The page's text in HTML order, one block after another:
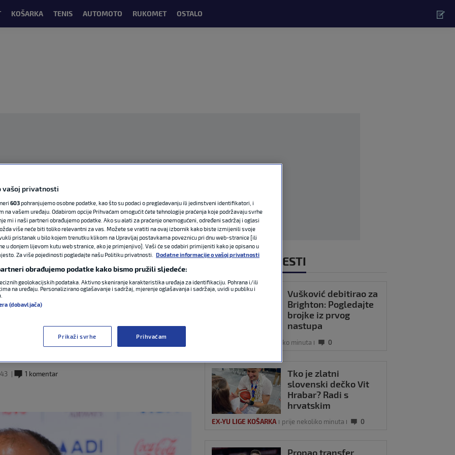
KOŠARKA TENIS AUTOMOTO RUKOMET OSTALO
nad
po Fifi:
sam ovo
1 komentar
NAJNOVIJE VIJESTI
Vušković debitirao za
Brighton: Pogledajte
brojke iz prvog
nastupa
prije nekoliko minuta 0
Tko je zlatni
slovenski dečko Vit
Hrabar? Radi s
hrvatskim
Hezonju…
EX-YU LIGE KOŠARKA prije nekoliko minuta 0
Propao transfer
vašoj privatnosti
603pohranjujemo osobne podatke, kao što su podaci o pregledavanju ili jedinstveni identifikatori, i
na vašem uređaju. Odabirom opcije Prihvaćam omogućit ćete tehnologije praćenja koje podržavaju svrhe
mi i naši partneri obrađujemo podatke. Ako su alati za praćenje onemogućeni, određeni sadržaj i oglasi
više neće biti toliko relevantni za vas. Možete se vratiti na ovaj izbornik kako biste izmijenili svoje
pristanak u bilo kojem trenutku klikom na Upravljaj postavkama poveznicu pri dnu web-stranice [ili
u donjem lijevom kutu web stranice, ako je primjenjivo]. Vaši će se odabiri primijeniti kako je opisano u
Za više pojedinosti pogledajte našu Politiku privatnosti.
Dodatne informacije o vašoj privatnosti
obrađujemo podatke kako bismo pružili sljedeće:
geolokacijskih podataka. Aktivno skeniranje karakteristika uređaja za identifikaciju. Pohrana i/ili
na uređaju. Personalizirano oglašavanje i sadržaj, mjerenje oglašavanja i sadržaja, uvidi u publiku i
(dobavljača)
Prikaži svrhe Prihvaćam